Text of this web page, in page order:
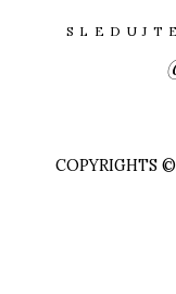
COPYRIGHTS